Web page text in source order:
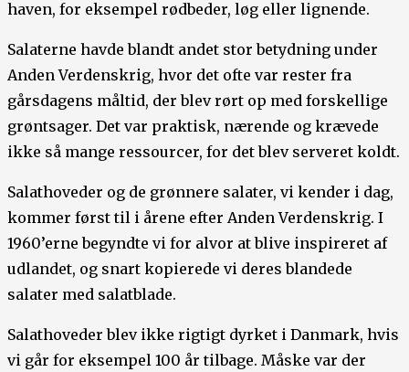
haven, for eksempel rødbeder, løg eller lignende.
Salaterne havde blandt andet stor betydning under
Anden Verdenskrig, hvor det ofte var rester fra
gårsdagens måltid, der blev rørt op med forskellige
grøntsager. Det var praktisk, nærende og krævede
ikke så mange ressourcer, for det blev serveret koldt.
Salathoveder og de grønnere salater, vi kender i dag,
kommer først til i årene efter Anden Verdenskrig. I
1960’erne begyndte vi for alvor at blive inspireret af
udlandet, og snart kopierede vi deres blandede
salater med salatblade.
Salathoveder blev ikke rigtigt dyrket i Danmark, hvis
vi går for eksempel 100 år tilbage. Måske var der